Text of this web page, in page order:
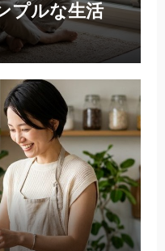
プルな生活